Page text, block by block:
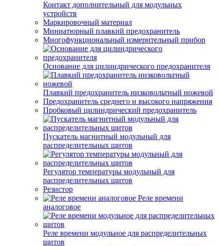
Контакт дополнительный для модульных
устройств
Маркировочный материал
Миниатюрный плавкий предохранитель
Многофункциональный измерительный прибор
Основание для цилиндрического предохранителя
Плавкий предохранитель низковольтный ножевой
Предохранитель среднего и высокого напряжения
Пробковый цилиндрический предохранитель
Пускатель магнитный модульный для
распределительных щитов
Регулятор температуры модульный для
распределительных щитов
Резистор
Реле времени
аналоговое
Реле времени модульное для распределительных
щитов